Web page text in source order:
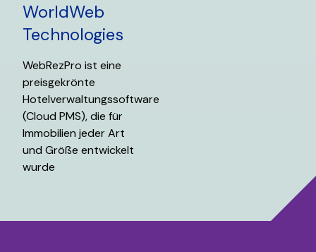
WorldWeb
Technologies
WebRezPro ist eine
preisgekrönte
Hotelverwaltungssoftware
(Cloud PMS), die für
Immobilien jeder Art
und Größe entwickelt
wurde